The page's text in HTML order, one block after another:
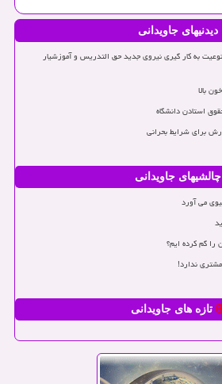
دیدنیهای جاویدانی
به کار گیری نیروی جدید حق التدریس و آموزشیار
بالا
استادن دانشگاه
برای شرایط بحرانی
چالشیهای جاویدانی
می آورد
را گم کرده ایم؟
تازه های جاویدانی